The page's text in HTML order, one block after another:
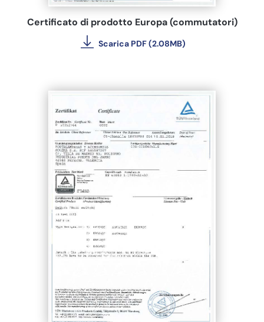
Certificato di prodotto Europa (commutatori)
Scarica PDF (2.08MB)